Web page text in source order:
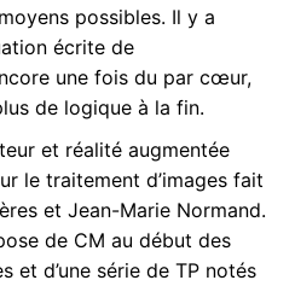
possibles. Il y a
écrite de
une fois du par cœur,
de logique à la fin.
et réalité augmentée
le traitement d’images fait
et Jean-Marie Normand.
de CM au début des
et d’une série de TP notés